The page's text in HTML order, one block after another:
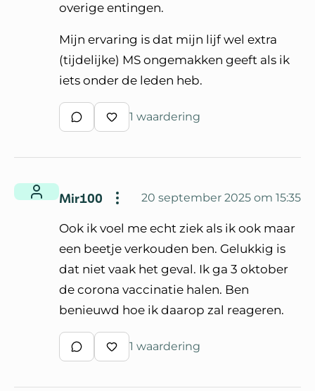
overige entingen.
Mijn ervaring is dat mijn lijf wel extra
(tijdelijke) MS ongemakken geeft als ik
iets onder de leden heb.
Schrijf een reactie
Waardeer reactie
1 waardering
Mir100 20 september 2025 om 15:35
Ook ik voel me echt ziek als ik ook maar
een beetje verkouden ben. Gelukkig is
dat niet vaak het geval. Ik ga 3 oktober
de corona vaccinatie halen. Ben
benieuwd hoe ik daarop zal reageren.
Schrijf een reactie
Waardeer reactie
1 waardering